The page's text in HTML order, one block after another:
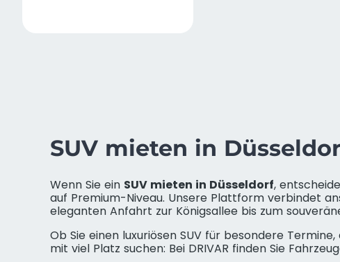
SUV mieten in
Wenn Sie ein SUV mieten in Düsseldorf,
auf Premium-Niveau. Unsere Plattform verbindet
eleganten Anfahrt zur Königsallee bis zum
Ob Sie einen luxuriösen SUV für besondere
mit viel Platz suchen: Bei DRIVAR finden Sie